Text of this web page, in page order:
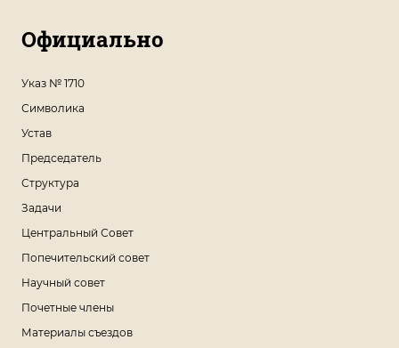
Официально
Указ № 1710
Символика
Устав
Председатель
Структура
Задачи
Центральный Совет
Попечительский совет
Научный совет
Почетные члены
Материалы съездов